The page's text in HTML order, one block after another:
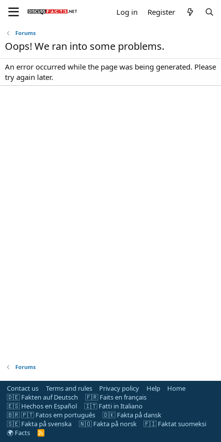
Log in Register
Forums
Oops! We ran into some problems.
An error occurred while the page was being generated. Please
try again later.
Forums
Contact us Terms and rules Privacy policy Help
Home
🇩🇪 Fakten auf Deutsch
🇫🇷 Faits en français
🇪🇸 Hechos en Español
🇮🇹 Fatti in Italiano
🇧🇷 🇵🇹 Fatos em português
🇩🇰 Fakta på dansk
🇸🇪 Fakta på svenska
🇳🇴 Fakta på norsk
🇫🇮 Faktat suomeksi
🌍 Facts
R